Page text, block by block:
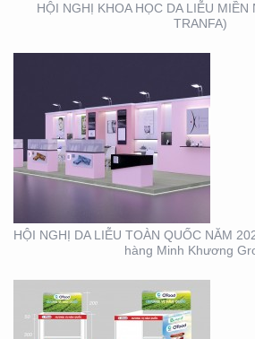
HỘI NGHỊ KHOA HỌC DA LIỄU
TRANFA)
HỘI NGHỊ DA LIỄU TOÀN QUỐC NĂM
hàng Minh Khương
THIẾT KẾ – THI CÔNG
KỆ TRƯNG BÀY SẢN
PHẨM O’FOOD